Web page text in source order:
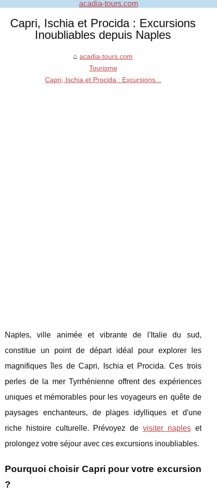
Capri, Ischia et Procida : Excursions
Inoubliables depuis Naples
acadia-tours.com
Tourisme
Capri, Ischia et Procida : Excursions...
Naples, ville animée et vibrante de l'Italie du sud,
constitue un point de départ idéal pour explorer les
magnifiques îles de Capri, Ischia et Procida. Ces trois
perles de la mer Tyrrhénienne offrent des expériences
uniques et mémorables pour les voyageurs en quête de
paysages enchanteurs, de plages idylliques et d'une
riche histoire culturelle. Prévoyez de visiter napleset
prolongez votre séjour avec ces excursions inoubliables.
Pourquoi choisir Capri pour votre excursion
?
acadia-tours.com